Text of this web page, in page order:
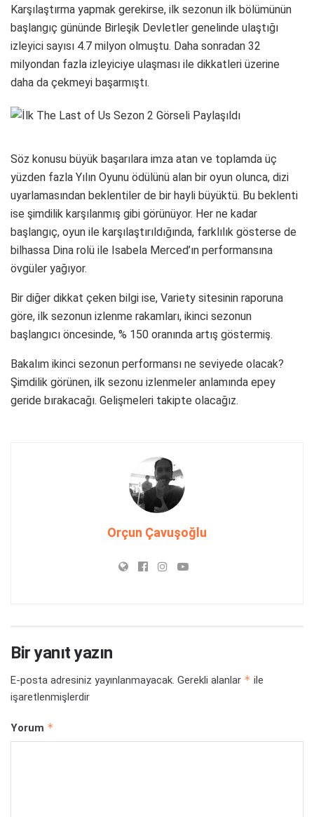
Karşılaştırma yapmak gerekirse, ilk sezonun ilk bölümünün
başlangıç gününde Birleşik Devletler genelinde ulaştığı
izleyici sayısı 4.7 milyon olmuştu. Daha sonradan 32
milyondan fazla izleyiciye ulaşması ile dikkatleri üzerine
daha da çekmeyi başarmıştı.
Söz konusu büyük başarılara imza atan ve toplamda üç
yüzden fazla Yılın Oyunu ödülünü alan bir oyun olunca, dizi
uyarlamasından beklentiler de bir hayli büyüktü. Bu beklenti
ise şimdilik karşılanmış gibi görünüyor. Her ne kadar
başlangıç, oyun ile karşılaştırıldığında, farklılık gösterse de
bilhassa Dina rolü ile Isabela Merced’ın performansına
övgüler yağıyor.
Bir diğer dikkat çeken bilgi ise, Variety sitesinin raporuna
göre, ilk sezonun izlenme rakamları, ikinci sezonun
başlangıcı öncesinde, % 150 oranında artış göstermiş.
Bakalım ikinci sezonun performansı ne seviyede olacak?
Şimdilik görünen, ilk sezonu izlenmeler anlamında epey
geride bırakacağı. Gelişmeleri takipte olacağız.
Orçun Çavuşoğlu
Bir yanıt yazın
E-posta adresiniz yayınlanmayacak. Gerekli alanlar * ile
işaretlenmişlerdir
Yorum *